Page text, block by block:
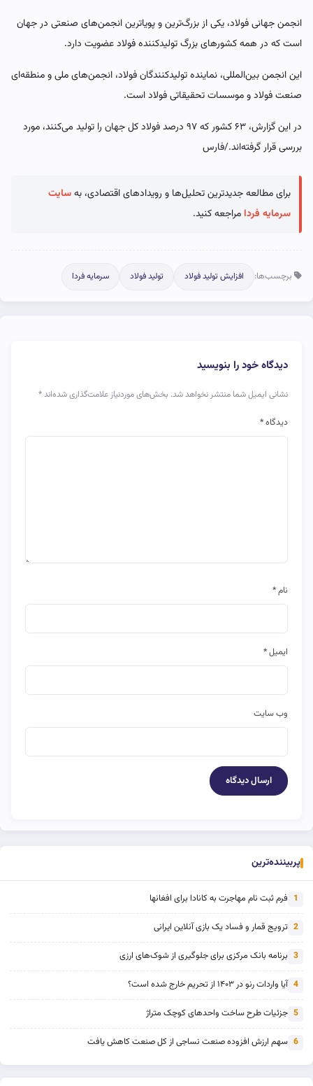
انجمن جهانی فولاد، یکی از بزرگ‌ترین و پویاترین انجمن‌های صنعتی در جهان
است که در همه کشورهای بزرگ تولیدکننده فولاد عضویت دارد.
این انجمن بین‌المللی، نماینده تولیدکنندگان فولاد، انجمن‌های ملی و منطقه‌ای
صنعت فولاد و موسسات تحقیقاتی فولاد است.
در این گزارش، ۶۳ کشور که ۹۷ درصد فولاد کل جهان را تولید می‌کنند، مورد
بررسی قرار گرفته‌اند./فارس
برای مطالعه جدیدترین تحلیل‌ها و رویدادهای اقتصادی، بهسایت
سرمایه فردا مراجعه کنید.
برچسب‌ها: افزایش تولید فولاد تولید فولاد سرمایه فردا
دیدگاه خود را بنویسید
نشانی ایمیل شما منتشر نخواهد شد. بخش‌های موردنیاز علامت‌گذاری شده‌اند*
دیدگاه*
نام*
ایمیل*
وب‌ سایت
پربیننده‌ترین
1 فرم ثبت نام مهاجرت به کانادا برای افغانها
2 ترویج قمار و فساد یک بازی آنلاین ایرانی
3 برنامه بانک مرکزی برای جلوگیری از شوک‌های ارزی
4 آیا واردات رنو در ۱۴۰۳ از تحریم خارج شده است؟
5 جزئیات طرح ساخت واحدهای کوچک متراژ
6 سهم ارزش افزوده صنعت نساجی از کل صنعت کاهش یافت